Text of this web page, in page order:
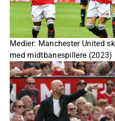
Medier: Manchester United
med midtbanespillere (2023)